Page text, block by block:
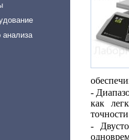
анализа
-
как
-